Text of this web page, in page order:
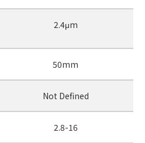
2.4μm
50mm
Not Defined
2.8-16